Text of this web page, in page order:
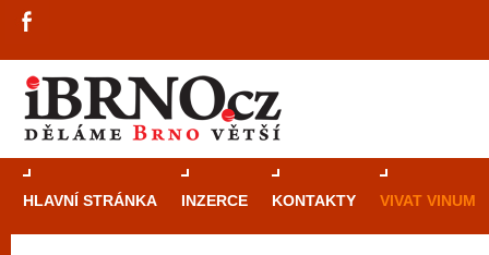
HLAVNÍ STRÁNKA INZERCE KONTAKTY VIVAT VINUM